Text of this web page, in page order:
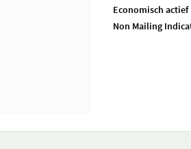
Economisch actief
Non Mailing